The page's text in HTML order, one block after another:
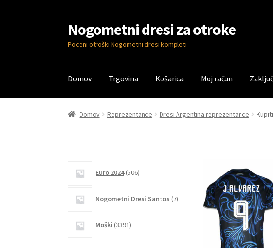
Skip
to
navigation
Skip
to
content
Nogometni dresi za otroke
Poceni otroški Nogometni dresi kompleti
Domov Trgovina Košarica Moj račun
Domov BlogKontaktiraj nas Košarica Moj račun Trgovina
Domov Reprezentance Dresi Argentina reprezentance
Euro 2024 506izdelkov
Nogometni Dresi Santos 7izdelkov
Moški 3391izdelkov